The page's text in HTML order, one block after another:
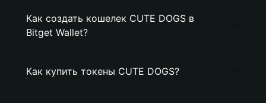
Как создать кошелек CUTE DOGS в
Bitget Wallet?
Как купить токены CUTE DOGS?